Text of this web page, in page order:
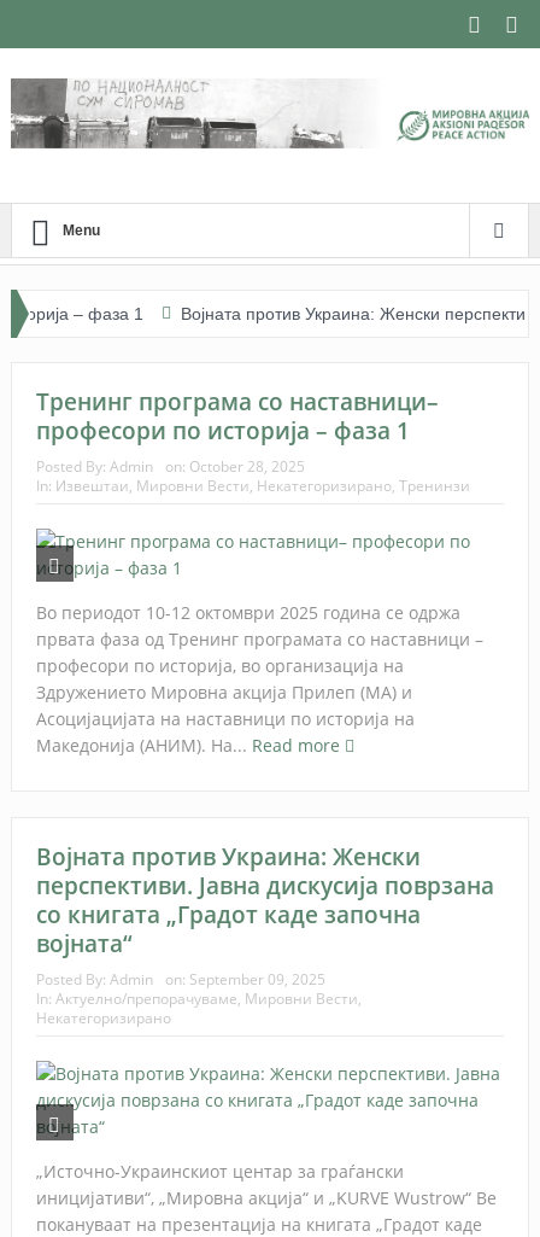
Menu
– фаза 1 Војната против Украина: Женски перспективи.
Тренинг програма со наставници–
професори по историја – фаза 1
Posted By: Admin on: October 28, 2025
In: Извештаи, Мировни Вести, Некатегоризирано, Тренинзи
Во периодот 10-12 октомври 2025 година се одржа
првата фаза од Тренинг програмата со наставници –
професори по историја, во организација на
Здружението Мировна акција Прилеп (МА) и
Асоцијацијата на наставници по историја на
Македонија (АНИМ). На... Read more
Војната против Украина: Женски
перспективи. Јавна дискусија поврзана
со книгата „Градот каде започна
војната“
Posted By: Admin on: September 09, 2025
In: Актуелно/препорачуваме, Мировни Вести,
Некатегоризирано
„Источно-Украинскиот центар за граѓански
иницијативи“, „Мировна акција“ и „KURVE Wustrow“ Ве
покануваат на презентација на книгата „Градот каде